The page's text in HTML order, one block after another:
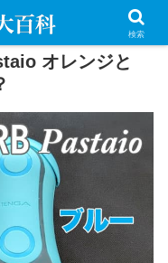
オレンジと
検索